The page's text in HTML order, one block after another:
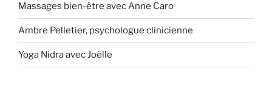
Massages bien-être avec Anne Caro
Ambre Pelletier, psychologue clinicienne
Yoga Nidra avec Joëlle